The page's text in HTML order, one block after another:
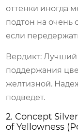
оттенки иногда
подтон на очень
если
Вердикт:
поддержания
желтизной.
подведет.
2. Concept
of Yellowness